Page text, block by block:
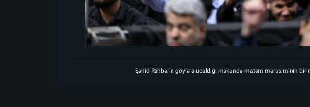
Şəhid Rəhbərin göylərə